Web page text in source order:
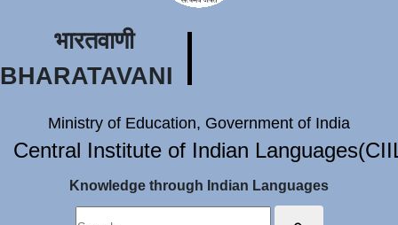
भारतवाणी
BHARATAVANI
Ministry of Education, Government of India
Central Institute of Indian
Knowledge through Indian Languages